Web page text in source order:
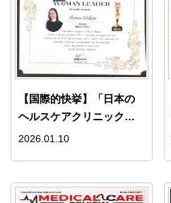
【国際的快挙】「日本の
ヘルスケアクリニック女
性リーダートップ10」
2026.01.10